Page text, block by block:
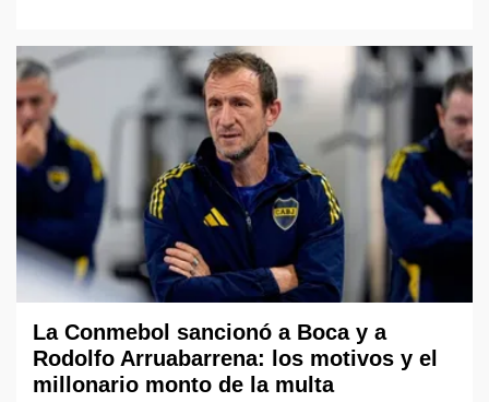
La Conmebol sancionó a Boca y a
Rodolfo Arruabarrena: los motivos y el
millonario monto de la multa